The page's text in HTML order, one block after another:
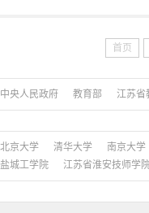
首页
中央人民政府 教育部 江苏省
北京大学 清华大学 南京大学
盐城工学院
江苏省淮安技师学